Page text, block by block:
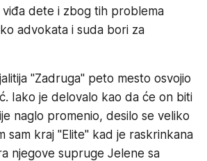
viđa dete i zbog tih problema
advokata i suda bori za
"Zadruga" peto mesto osvojio
Iako je delovalo kao da će on biti
naglo promenio, desilo se veliko
sam kraj "Elite" kad je raskrinkana
njegove supruge Jelene sa